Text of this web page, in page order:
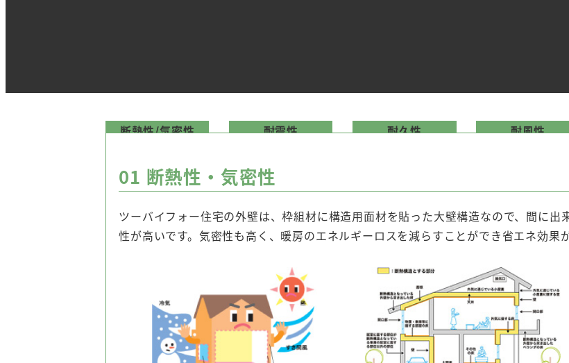
断熱性/気密性 耐震性 耐久性 耐風性
01 断熱性・気密性
ツーバイフォー住宅の外壁は、枠組材に構造用面材を貼った大壁構造なので、間に
性が高いです。気密性も高く、暖房のエネルギーロスを減らすことができ省エネ効果